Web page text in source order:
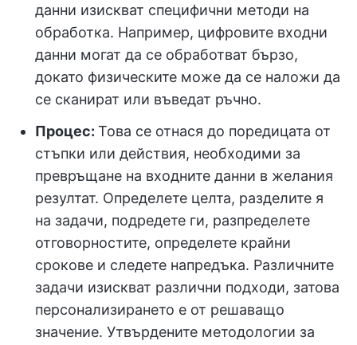
данни изискват специфични методи на
обработка. Например, цифровите входни
данни могат да се обработват бързо,
докато физическите може да се наложи да
се сканират или въведат ръчно.
Процес: Това се отнася до поредицата от
стъпки или действия, необходими за
превръщане на входните данни в желания
резултат. Определете целта, разделите я
на задачи, подредете ги, разпределете
отговорностите, определете крайни
срокове и следете напредъка. Различните
задачи изискват различни подходи, затова
персонализирането е от решаващо
значение. Утвърдените методологии за